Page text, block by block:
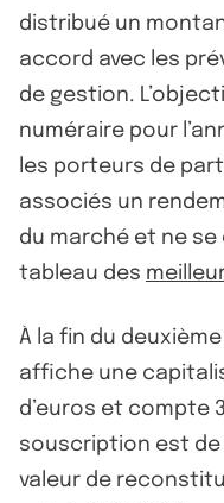
distribué un
accord avec les
de gestion.
numéraire pour
les porteurs de
associés un
du marché et ne
tableau des
À la fin du
affiche une
d’euros et compte
souscription est de
valeur de